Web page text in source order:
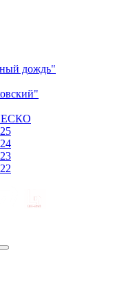
дождь"